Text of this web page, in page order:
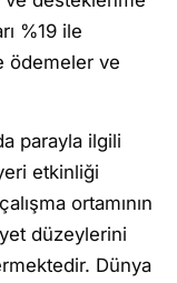
%19 ile
ödemeler ve
parayla ilgili
etkinliği
ortamının
düzeylerini
Dünya